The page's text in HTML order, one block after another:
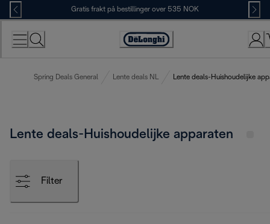
Skip
to
Content
Gratis frakt på bestillinger over 535 NOK
Accessibility
Spring Deals General Lente deals NL Lente deals-Huishoudelijke
Lente deals-Huishoudelijke apparaten
Filter